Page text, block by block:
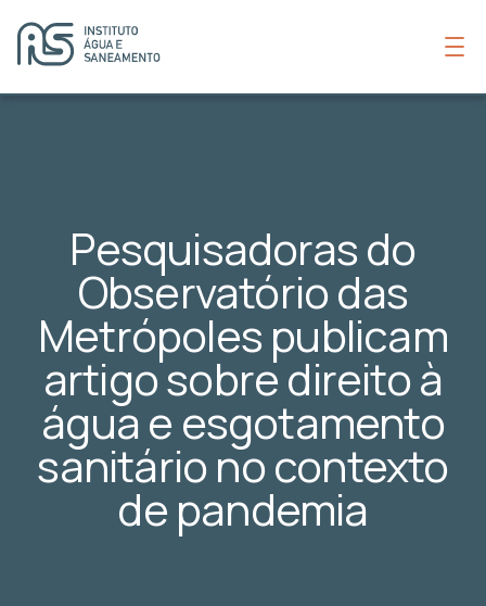
Pesquisadoras do
Observatório das
Metrópoles publicam
artigo sobre direito à
água e esgotamento
sanitário no contexto
de pandemia